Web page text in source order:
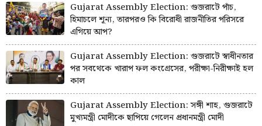
Gujarat Assembly Election: গুজরাটে পাঁচ,
হিমাচলে শূন্য, তারপরও কি বিরোধী রাজনীতির পরিসরে
এগিয়ে আপ?
Gujarat Assembly Election: গুজরাটে স্বাধীনতার
পর সবথেকে খারাপ ফল কংগ্রেসের, পরীক্ষা-নিরীক্ষাই হল
কাল
Gujarat Assembly Election: সঙ্গী শাহ, গুজরাটে
মুখ্যমন্ত্রী মোদীকে ছাপিয়ে গেলেন প্রধানমন্ত্রী মোদী